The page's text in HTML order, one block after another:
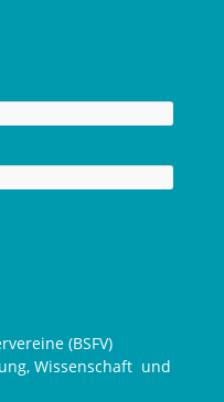
(BSFV)
Wissenschaft und